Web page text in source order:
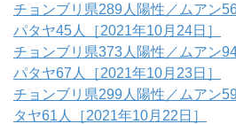
チョンブリ県289人陽性／ムアン
パタヤ45人［2021年10月24日］
チョンブリ県373人陽性／ムアン
パタヤ67人［2021年10月23日］
チョンブリ県299人陽性／ムアン
タヤ61人［2021年10月22日］